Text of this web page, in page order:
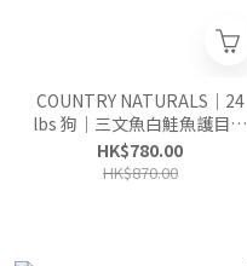
COUNTRY NATURALS｜24
lbs 狗｜三文魚白鮭魚護目配
方
HK$780.00
HK$870.00